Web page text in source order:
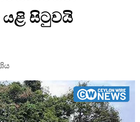
සිටුවයි